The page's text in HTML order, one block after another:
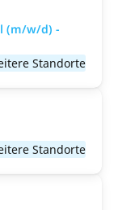
(m/w/d) -
Standorte
Standorte